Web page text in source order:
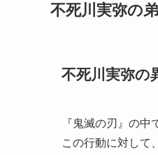
不死川実弥の
不死川実弥の
『鬼滅の刃』の
この行動に対して